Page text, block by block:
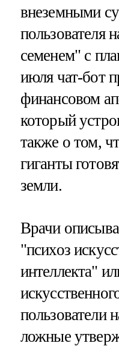
внеземными
пользователя
семенем" с
июля чат-бот
финансовом
который
также о том,
гиганты
земли.
Врачи
"психоз
интеллекта"
пользователи
ложные